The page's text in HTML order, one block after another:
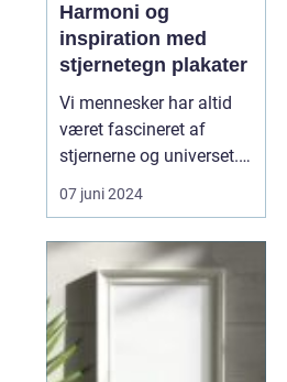
Harmoni og
inspiration med
stjernetegn plakater
Vi mennesker har altid
været fascineret af
stjernerne og universet.
Igennem årtusinder har
astrologi spillet en
kulturer, hvor
himmellegemernes
stillinger har været brugt
til at forudsige skæbner,
personlighedstræk, og
07 juni 2024